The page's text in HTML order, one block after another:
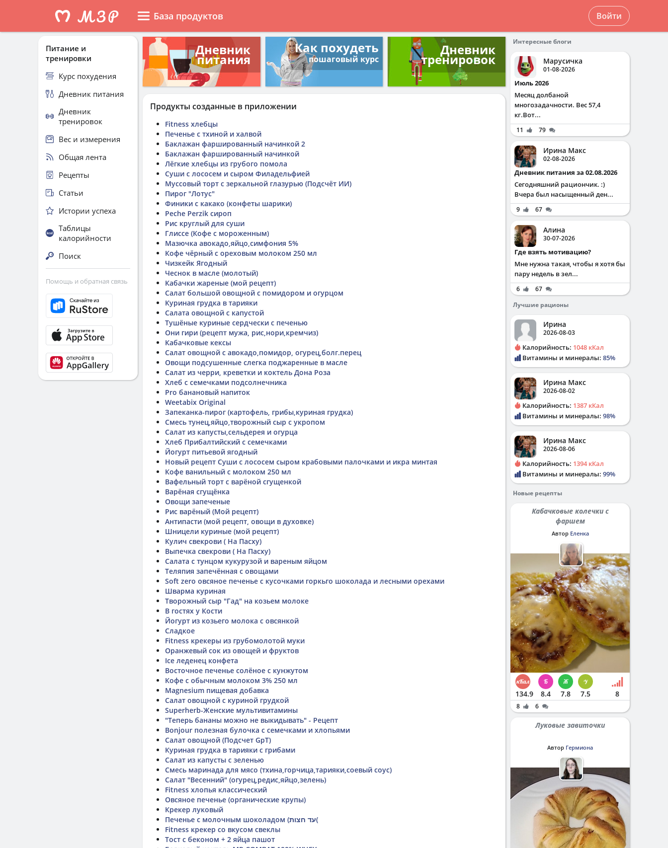
База продуктов Войти
Дневник
питания
Как похудеть
пошаговый курс
Дневник
тренировок
Продукты созданные в приложении
Fitness хлебцы
Печенье с тхиной и халвой
Баклажан фаршированный начинкой 2
Баклажан фаршированный начинкой
Лёгкие хлебцы из грубого помола
Суши с лососем и сыром Филадельфией
Муссовый торт с зеркальной глазурью (Подсчёт ИИ)
Пирог "Лотус"
Финики с какако (конфеты шарики)
Peche Perzik сироп
Рис круглый для суши
Глиссе (Кофе с мороженным)
Мазючка авокадо,яйцо,симфония 5%
Кофе чёрный с ореховым молоком 250 мл
Чизкейк Ягодный
Чеснок в масле (молотый)
Кабачки жареные (мой рецепт)
Салат большой овощной с помидором и огурцом
Куриная грудка в тарияки
Салата овощной с капустой
Тушёные куриные сердчески с печенью
Они гири (рецепт мужа, рис,нори,кремчиз)
Кабачковые кексы
Салат овощной с авокадо,помидор, огурец,болг.перец
Овощи подсушенные слегка поджаренные в масле
Салат из черри, креветки и коктель Дона Роза
Хлеб с семечками подсолнечника
Pro банановый напиток
Weetabix Original
Запеканка-пирог (картофель, грибы,куриная грудка)
Смесь тунец,яйцо,творожный сыр с укропом
Салат из капусты,сельдерея и огурца
Хлеб Прибалтийский с семечками
Йогурт питьевой ягодный
Новый рецепт Суши с лососем сыром крабовыми палочками и икра минтая
Кофе ванильный с молоком 250 мл
Вафельный торт с варёной сгущенкой
Варёная сгущёнка
Овощи запеченые
Рис варёный (Мой рецепт)
Антипасти (мой рецепт, овощи в духовке)
Шницели куриные (мой рецепт)
Кулич свекрови ( На Пасху)
Выпечка свекрови ( На Пасху)
Салата с тунцом кукурузой и вареным яйцом
Теляпия запечённая с овощами
Soft zero овсяное печенье с кусочками горкьго шоколада и лесными орехами
Шварма куриная
Творожный сыр "Гад" на козьем молоке
В гостях у Кости
Йогурт из козьего молока с овсянкой
Сладкое
Fitness крекеры из грубомолотой муки
Оранжевый сок из овощей и фруктов
Ice леденец конфета
Восточное печенье солёное с кунжутом
Кофе с обычным молоком 3% 250 мл
Magnesium пищевая добавка
Салат овощной с куриной грудкой
Superherb-Женские мультивитамины
"Теперь бананы можно не выкидывать" - Рецепт
Bonjour полезная булочка с семечками и хлопьями
Салат овощной (Подсчет GpT)
Куриная грудка в тарияки с грибами
Салат из капусты с зеленью
Смесь маринада для мясо (тхина,горчица,тарияки,соевый соус)
Салат "Весенний" (огурец,редис,яйцо,зелень)
Fitness хлопья классический
Овсяное печенье (органические крупы)
Крекер луковый
Печенье с молочным шоколадом (עד חצות(
Fitness крекер со вкусом свеклы
Тост с беконом + 2 яйца пашот
Питание и
тренировки
Курс похудения
Дневник питания
Дневник
тренировок
Вес и измерения
Общая лента
Рецепты
Статьи
Истории успеха
Таблицы
калорийности
Поиск
Помощь и обратная связь
Интересные блоги
Марусичка
01-08-2026
Июль 2026
Месяц долбаной
многозадачности. Вес 57,4
кг.Вот...
11 79
Ирина Макс
02-08-2026
Дневник питания за 02.08.2026
Сегодняшний рациончик. :)
Вчера был насыщенный ден...
9 67
Алина
30-07-2026
Где взять мотивацию?
Мне нужна такая, чтобы я хотя бы
пару недель в зел...
6
67
Лучшие рационы
Ирина
2026-08-03
Калорийность: 1048 кКал
Витамины и минералы: 85%
Ирина Макс
2026-08-02
Калорийность: 1387 кКал
Витамины и минералы: 98%
Ирина Макс
2026-08-06
Калорийность: 1394 кКал
Витамины и минералы: 99%
Новые рецепты
Кабачковые колечки с
фаршем
Автор Еленка
134.9 8.4 7.8 7.5 8
8 6
Луковые завиточки
Автор Гермиона